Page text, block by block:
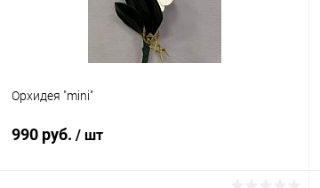
Орхидея "mini"
990 руб. / шт